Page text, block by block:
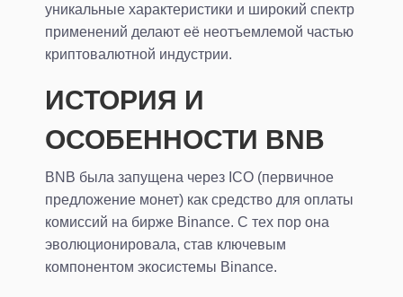
уникальные характеристики и широкий спектр
применений делают её неотъемлемой частью
криптовалютной индустрии.
ИСТОРИЯ И
ОСОБЕННОСТИ BNB
BNB была запущена через ICO (первичное
предложение монет) как средство для оплаты
комиссий на бирже Binance. С тех пор она
эволюционировала, став ключевым
компонентом экосистемы Binance.